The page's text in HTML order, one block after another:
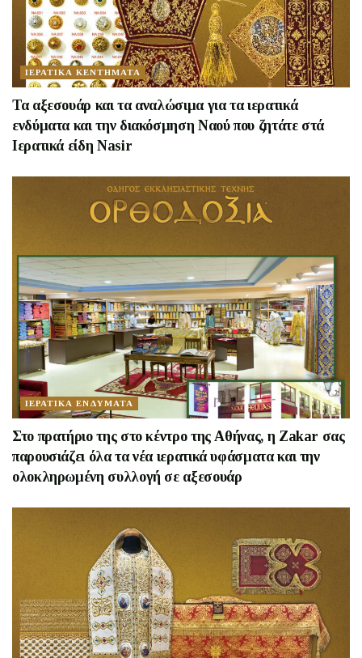
ΙΕΡΑΤΙΚΑ ΚΕΝΤΗΜΑΤΑ
Τα αξεσουάρ και τα αναλώσιμα για τα ιερατικά
ενδύματα και την διακόσμηση Ναού που ζητάτε στά
Ιερατικά είδη Nasir
ΙΕΡΑΤΙΚΑ ΕΝΔΥΜΑΤΑ
Στο πρατήριο της στο κέντρο της Αθήνας, η Zakar σας
παρουσιάζει όλα τα νέα ιερατικά υφάσματα και την
ολοκληρωμένη συλλογή σε αξεσουάρ